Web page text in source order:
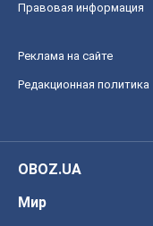
Правовая информация
Реклама на сайте
Редакционная политика
OBOZ.UA
Мир